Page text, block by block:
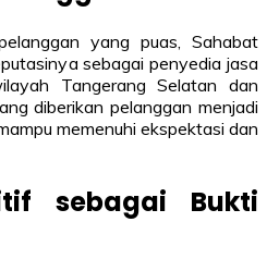
yang puas, Sahabat
sebagai penyedia jasa
Tangerang Selatan dan
diberikan pelanggan menjadi
memenuhi ekspektasi dan
sebagai Bukti